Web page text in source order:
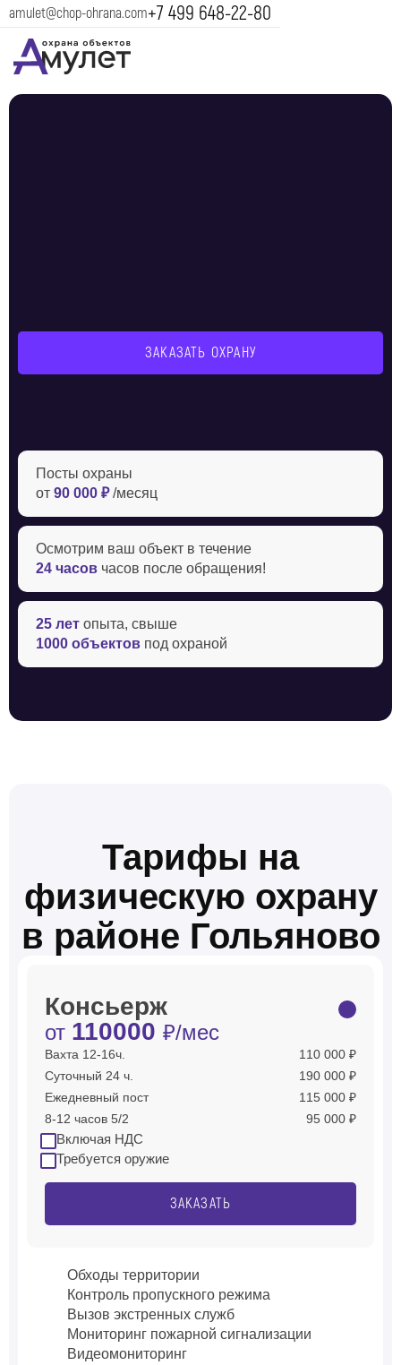
amulet@chop-ohrana.com+7 499 648-22-80
ЗАКАЗАТЬ ОХРАНУ
Посты охраны
от 90 000 ₽/месяц
Осмотрим ваш объект в течение ‍
24 часов часов после обращения!
25 лет опыта, свыше
1000 объектов под охраной
Тарифы на
физическую охрану
в районе Гольяново
Консьерж
от 110000 ₽/мес
Вахта 12-16ч.
110 000 ₽
Суточный 24 ч.
190 000 ₽
Ежедневный пост
115 000 ₽
8-12 часов 5/2
95 000 ₽
Включая НДС
Требуется оружие
ЗАКАЗАТЬ
Обходы территории
Контроль пропускного режима
Вызов экстренных служб
Мониторинг пожарной сигнализации
Видеомониторинг